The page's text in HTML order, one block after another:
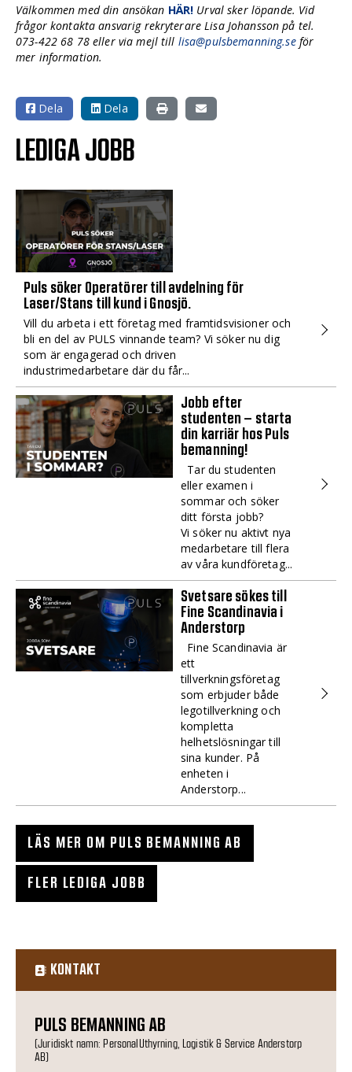
Välkommen med din ansökan HÄR! Urval sker löpande. Vid
frågor kontakta ansvarig rekryterare Lisa Johansson på tel.
073-422 68 78 eller via mejl till lisa@pulsbemanning.seför
mer information.
Dela Dela
LEDIGA JOBB
Puls söker Operatörer till avdelning för
Laser/Stans till kund i Gnosjö.
Vill du arbeta i ett företag med framtidsvisioner och
bli en del av PULS vinnande team? Vi söker nu dig
som är engagerad och driven
industrimedarbetare där du får...
Jobb efter
studenten – starta
din karriär hos Puls
bemanning!
Tar du studenten
eller examen i
sommar och söker
ditt första jobb?
Vi söker nu aktivt nya
medarbetare till flera
av våra kundföretag...
Svetsare sökes till
Fine Scandinavia i
Anderstorp
Fine Scandinavia är
ett
tillverkningsföretag
som erbjuder både
legotillverkning och
kompletta
helhetslösningar till
sina kunder. På
enheten i
Anderstorp...
LÄS MER OM PULS BEMANNING AB
FLER LEDIGA JOBB
KONTAKT
PULS BEMANNING AB
(Juridiskt namn: PersonalUthyrning, Logistik & Service Anderstorp
AB)